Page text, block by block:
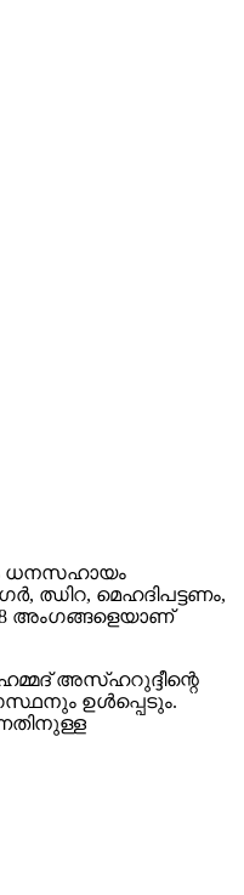
ധനസഹായം
ഝിറ, മെഹദിപട്ടണം,
അംഗങ്ങളെയാണ്
അസ്ഹറുദ്ദീന്റെ
ഉള്‍പ്പെടും.